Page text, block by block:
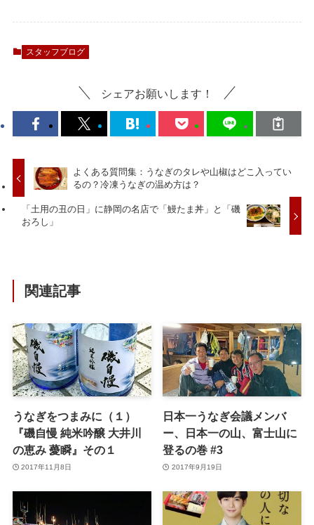
スタッフブログ
シェアお願いします！
よくある質問集：うなぎのタレや山椒はどこ入ってい
るの？冷凍うなぎの温め方は？
「土用の丑の日」に静岡の名店で「鰻たま丼」と「磯
おろし」
関連記事
うなぎをつまみに（１）
『磯自慢 純米吟醸 大井川
の恵み 薆瞬』その１
2017年11月8日
日本一うなぎ会議メンバ
ー、日本一の山、富士山に
登るの巻 #3
2017年9月19日